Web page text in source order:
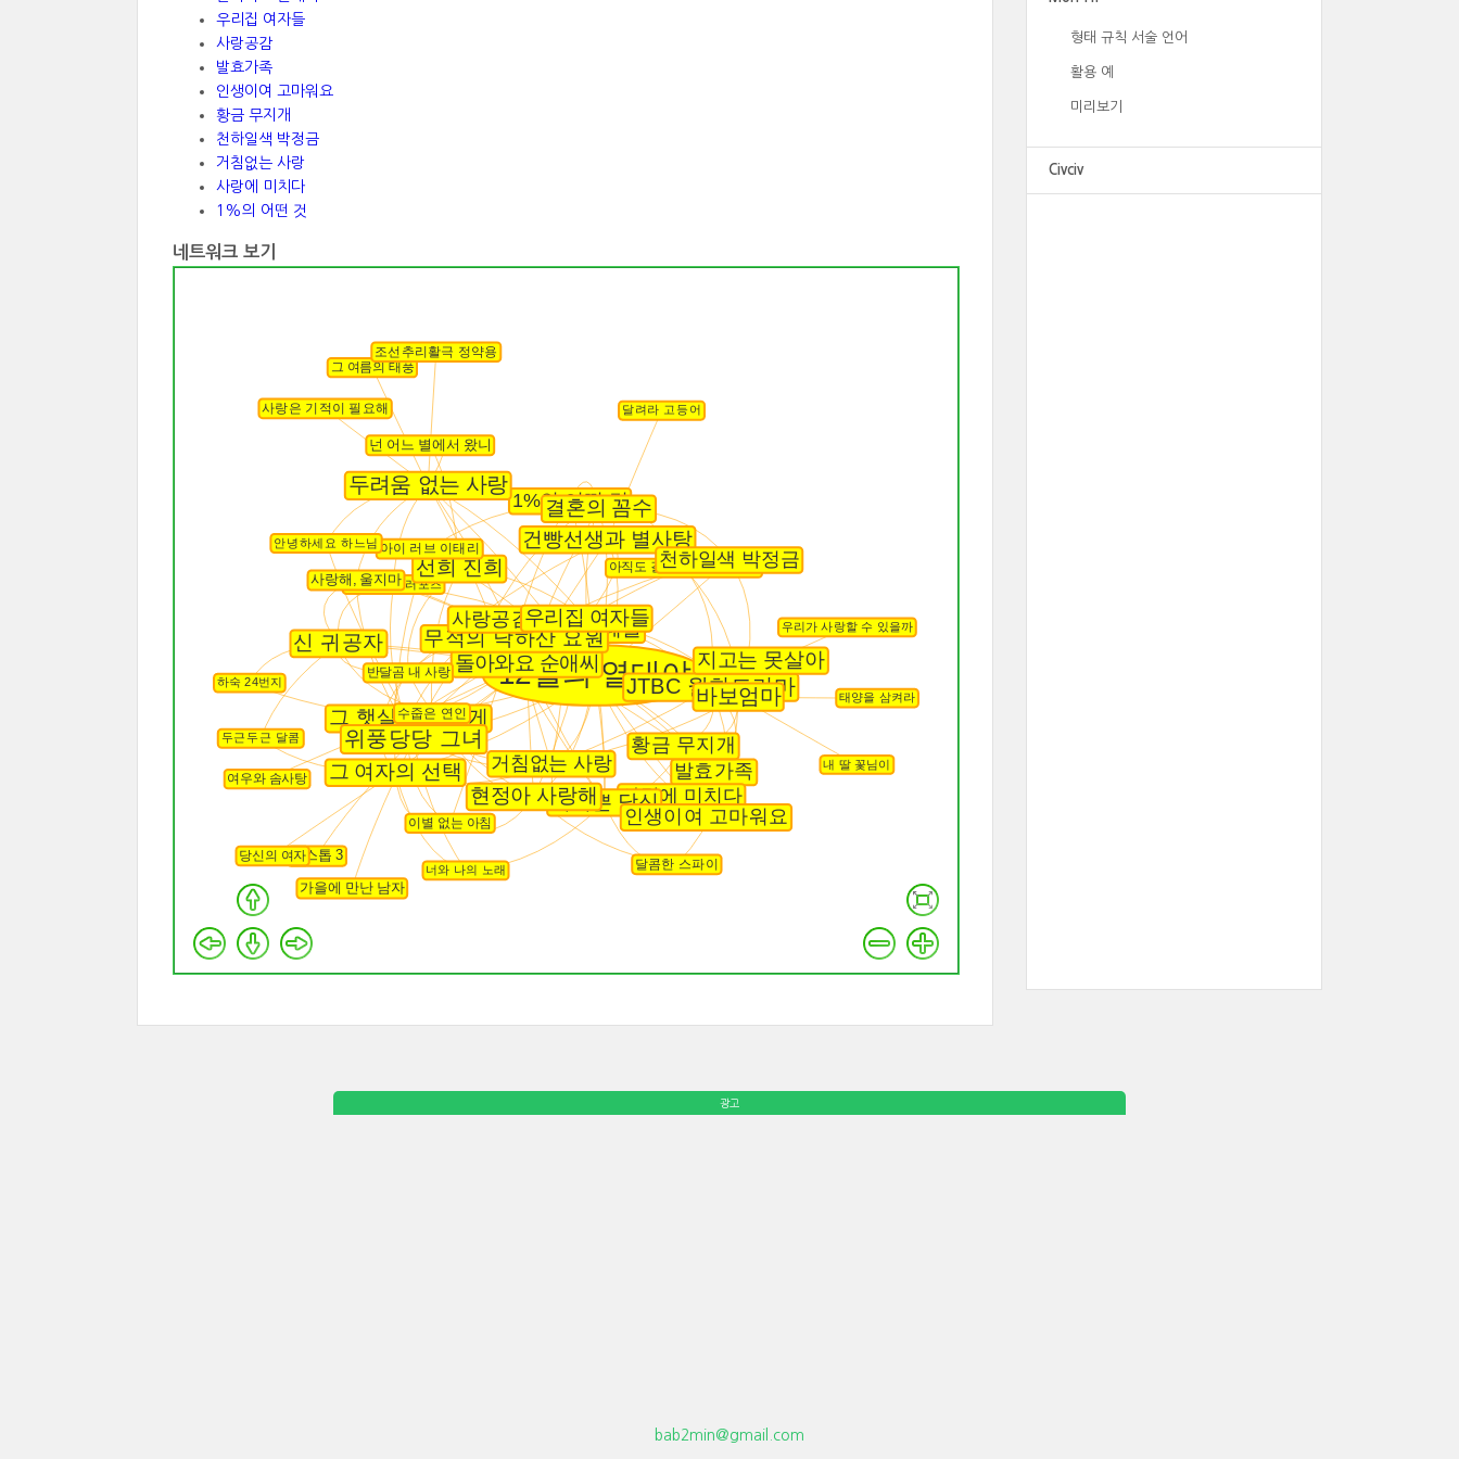
형태 규칙 서술 언어
활용 예
미리보기
Civciv
우리집 여자들
사랑공감
발효가족
인생이여 고마워요
황금 무지개
천하일색 박정금
거침없는 사랑
사랑에 미치다
1%의 어떤 것
네트워크 보기
광고
bab2min@gmail.com